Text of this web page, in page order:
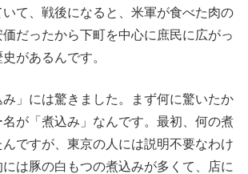
て、戦後になると、米軍が食べた肉の
だったから下町を中心に庶民に広がっ
があるんです。
」には驚きました。まず何に驚いたか
が「煮込み」なんです。最初、何の煮
ですが、東京の人には説明不要なわけ
は豚の白もつの煮込みが多くて、店に